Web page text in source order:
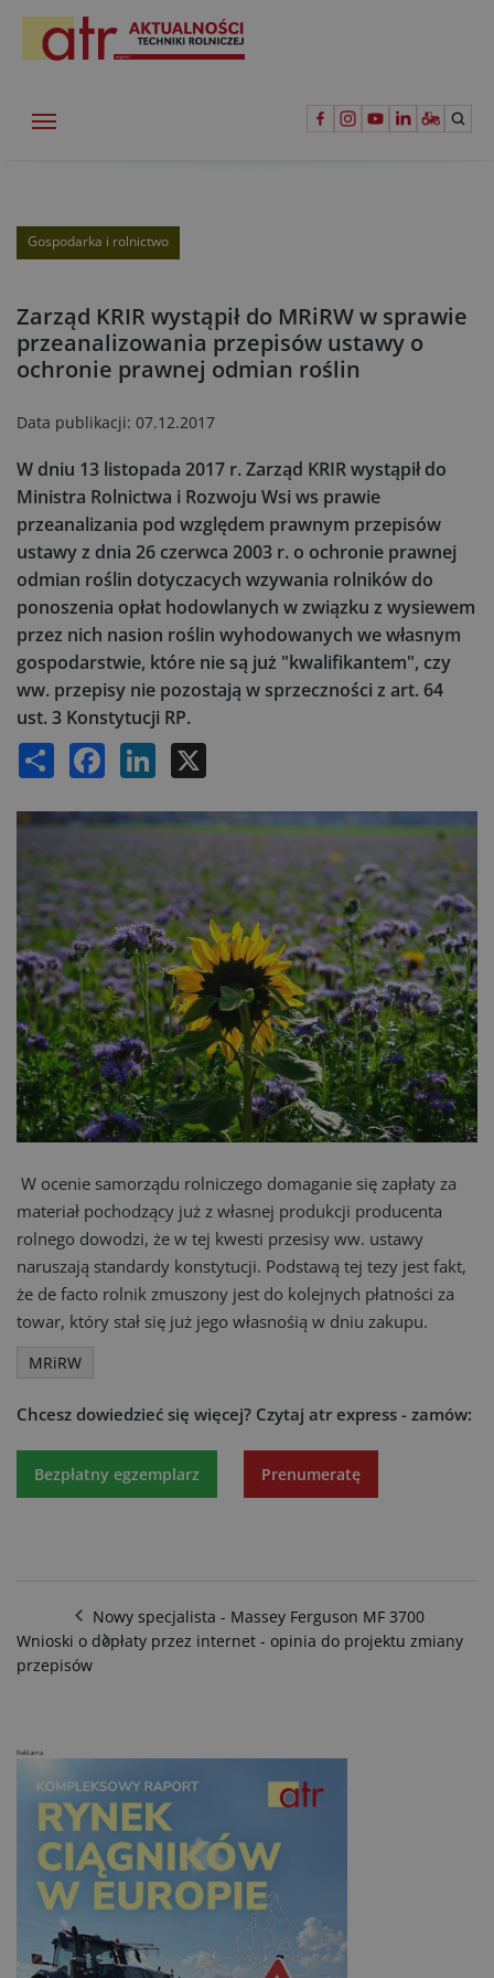
Gospodarka i rolnictwo
Zarząd KRIR wystąpił do MRiRW w sprawie
przeanalizowania przepisów ustawy o
ochronie prawnej odmian roślin
Data publikacji: 07.12.2017
W dniu 13 listopada 2017 r. Zarząd KRIR wystąpił do
Ministra Rolnictwa i Rozwoju Wsi ws prawie
przeanalizania pod względem prawnym przepisów
ustawy z dnia 26 czerwca 2003 r. o ochronie prawnej
odmian roślin dotyczacych wzywania rolników do
ponoszenia opłat hodowlanych w związku z wysiewem
przez nich nasion roślin wyhodowanych we własnym
gospodarstwie, które nie są już "kwalifikantem", czy
ww. przepisy nie pozostają w sprzeczności z art. 64
ust. 3 Konstytucji RP.
Share Facebook LinkedIn
W ocenie samorządu rolniczego domaganie się zapłaty za
materiał pochodzący już z własnej produkcji producenta
rolnego dowodzi, że w tej kwesti przesisy ww. ustawy
naruszają standardy konstytucji. Podstawą tej tezy jest fakt,
że de facto rolnik zmuszony jest do kolejnych płatności za
towar, który stał się już jego własnośią w dniu zakupu.
MRiRW
Chcesz dowiedzieć się więcej? Czytaj atr express - zamów:
Bezpłatny egzemplarz Prenumeratę
Nowy specjalista - Massey Ferguson MF 3700
Wnioski o dopłaty przez internet - opinia do projektu zmiany
przepisów
Reklama